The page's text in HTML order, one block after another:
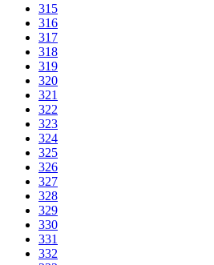
315
316
317
318
319
320
321
322
323
324
325
326
327
328
329
330
331
332